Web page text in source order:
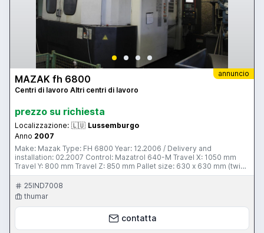
annuncio
MAZAK fh 6800
Centri di lavoro Altri centri di lavoro
prezzo su richiesta
Localizzazione: 🇱🇺 Lussemburgo
Anno 2007
Make: Mazak Type: FH 6800 Year: 12.2006 / Delivery and
installation: 02.2007 Control: Mazatrol 640-M Travel X: 1050 mm
Travel Y: 800 mm Travel Z: 850 mm Pallet size: 630 x 630 mm (twin
type - 2 pallets) Max. workpiece dia.: 1050 mm Max. workpiece
weight: 1500 Kg Table indexing: 0.001° (360,000 position,
continous) Spindle cone: BT 50 ATC: 80 pcs. (chain type) Coolant
through spindle: 70 Bars Spindle speed: 7000 rpm (with gear box)
Torque: 1176 NM Spindle motor: 37 KW max. Machine with following
Options: - Mayfran chip conveyor - Helical Milling - Thread cutting -
High torque spindle - Renishaw Aprox. 33.000 hours
25IND7008
thumar
contatta